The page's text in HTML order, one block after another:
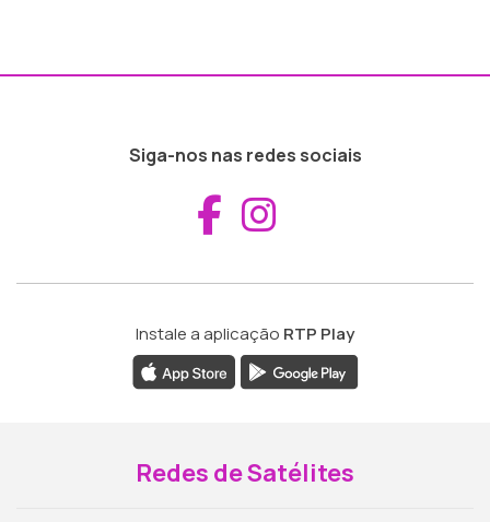
Siga-nos nas redes sociais
Aceder ao
Instale a aplicação RTP Play
Redes de Satélites